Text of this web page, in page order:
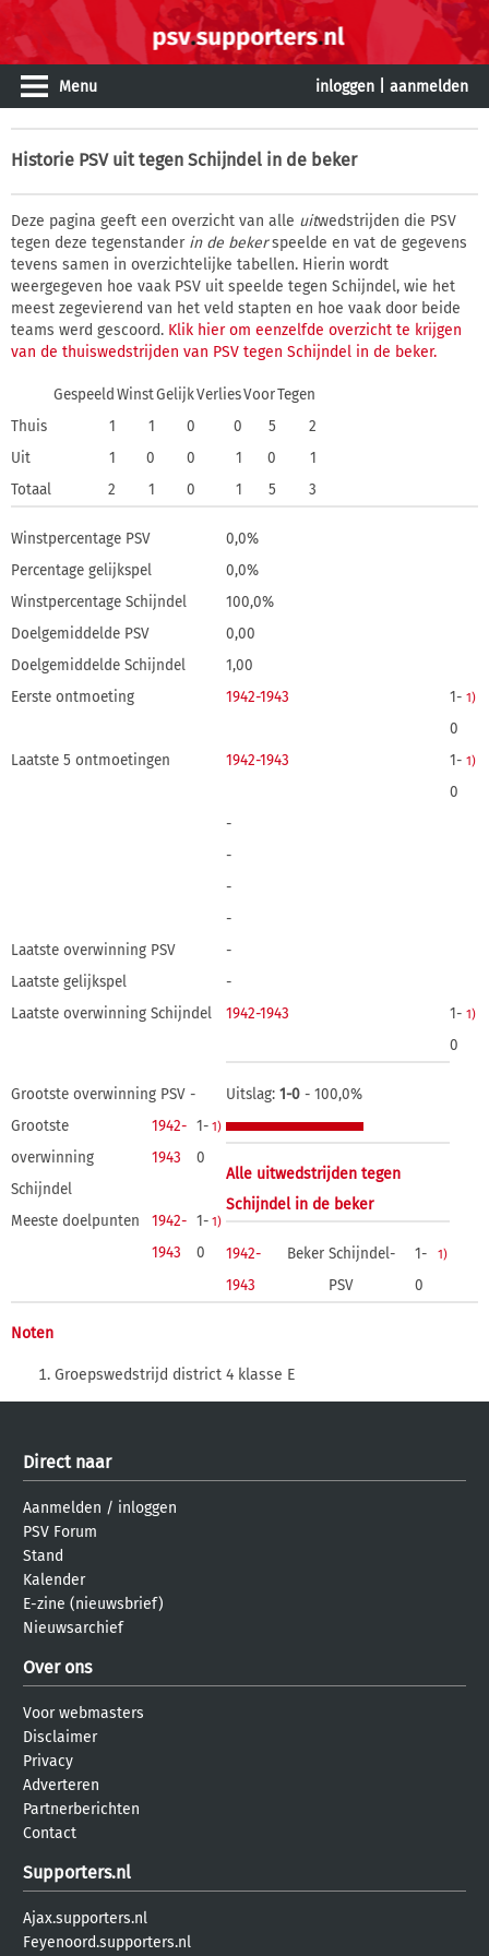
Menu inloggen aanmelden
Historie PSV uit tegen Schijndel in de beker
Deze pagina geeft een overzicht van alle uitwedstrijden die PSV
tegen deze tegenstander in de bekerspeelde en vat de gegevens
tevens samen in overzichtelijke tabellen. Hierin wordt
weergegeven hoe vaak PSV uit speelde tegen Schijndel, wie het
meest zegevierend van het veld stapten en hoe vaak door beide
teams werd gescoord. Klik hier om eenzelfde overzicht te krijgen
van de thuiswedstrijden van PSV tegen Schijndel in de beker.
Gespeeld WinstGelijkVerliesVoorTegen
Thuis
1 1 0 0 5
2
Uit
1 0 0 1 0
1
Totaal
2 1 0 1 5 3
Winstpercentage PSV
0,0%
Percentage gelijkspel
0,0%
Winstpercentage Schijndel
100,0%
Doelgemiddelde PSV
0,00
Doelgemiddelde Schijndel
1,00
Eerste ontmoeting
1942-1943
1-
0
1)
Laatste 5 ontmoetingen 1942-1943
1-
0
1)
-
-
-
-
Laatste overwinning PSV
-
Laatste gelijkspel
-
Laatste overwinning Schijndel
1942-1943
1-
0
1)
Grootste overwinning PSV -
Grootste
overwinning
Schijndel
1942-
1943
1-
0
1)
Meeste doelpunten
1942-
1943
1-
0
1)
Uitslag: 1-0 - 100,0%
Alle uitwedstrijden tegen
Schijndel in de beker
1942-
1943
Beker Schijndel-
PSV
1-
0
1)
Noten
Groepswedstrijd district 4 klasse E
Direct naar
Aanmelden / inloggen
PSV Forum
Stand
Kalender
E-zine (nieuwsbrief)
Nieuwsarchief
Over ons
Voor webmasters
Disclaimer
Privacy
Adverteren
Partnerberichten
Contact
Supporters.nl
Ajax.supporters.nl
Feyenoord.supporters.nl